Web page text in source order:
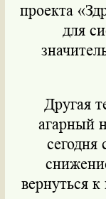
проекта
для
Другая
агарный
сегодня
вернуться